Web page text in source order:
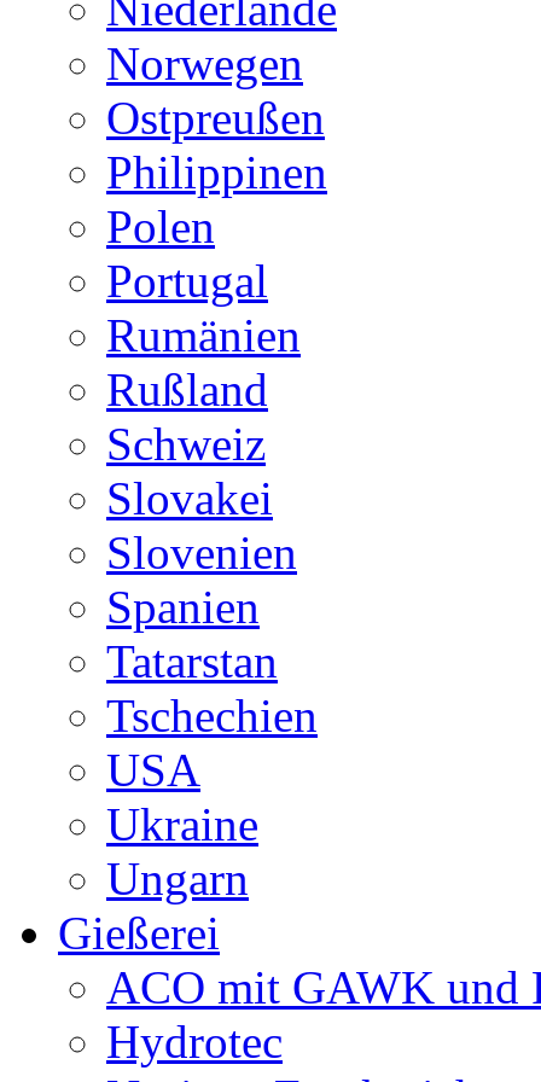
Norwegen
Ostpreußen
Philippinen
Polen
Portugal
Rumänien
Rußland
Schweiz
Slovakei
Slovenien
Spanien
Tatarstan
Tschechien
USA
Ukraine
Ungarn
Gießerei
ACO mit GAWK und
Hydrotec